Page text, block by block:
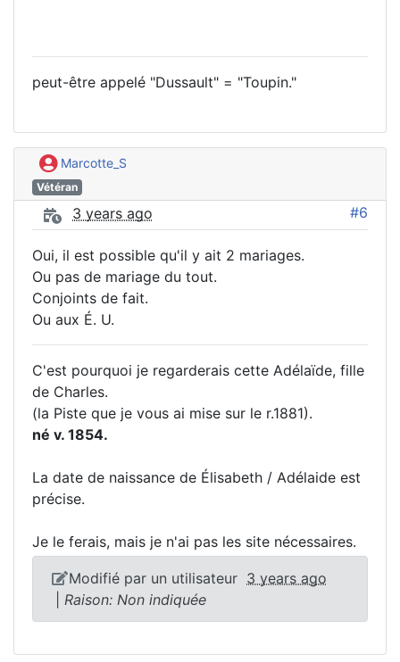
peut-être appelé "Dussault" = "Toupin."
Marcotte_S
Vétéran
3 years ago #6
Oui, il est possible qu'il y ait 2 mariages.
Ou pas de mariage du tout.
Conjoints de fait.
Ou aux É. U.
C'est pourquoi je regarderais cette Adélaïde, fille
de Charles.
(la Piste que je vous ai mise sur le r.1881).
né v. 1854.
La date de naissance de Élisabeth / Adélaide est
précise.
Je le ferais, mais je n'ai pas les site nécessaires.
Modifié par un utilisateur 3 years ago
Raison: Non indiquée